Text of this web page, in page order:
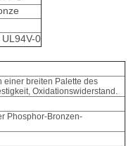
0
einer breiten Palette des
Oxidationswiderstand.
Phosphor-Bronzen-